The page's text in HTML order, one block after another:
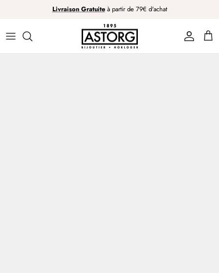
Livraison Gratuiteà partir de 79€ d'achat